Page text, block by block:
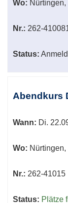
Wo:
Nr.: 262-
Status:
Abendkurs
Wann: Di.
Wo:
Nr.: 262-41015
Status: Plätze